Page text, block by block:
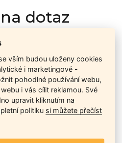
dotaz
daného modelu. Pokusíme se
cenu , a Vy si vyberete, co je pro
vším budou uloženy cookies
i marketingové -
pohodlné používání webu,
i vás cílit reklamou. Své
upravit kliknutím na
politiku si můžete přečíst